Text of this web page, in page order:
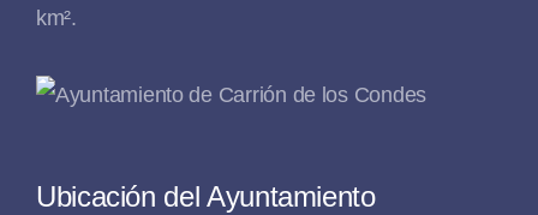
km².
Ubicación del Ayuntamiento